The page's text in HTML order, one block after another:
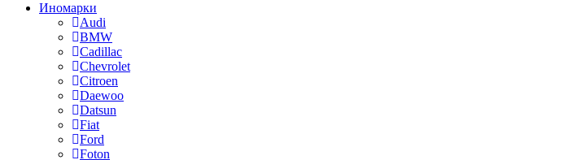
Иномарки
Audi
BMW
Cadillac
Chevrolet
Citroen
Daewoo
Datsun
Fiat
Ford
Foton